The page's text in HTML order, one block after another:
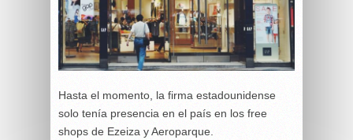
Hasta el momento, la firma estadounidense
solo tenía presencia en el país en los free
shops de Ezeiza y Aeroparque.